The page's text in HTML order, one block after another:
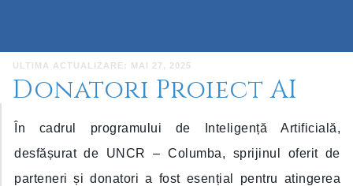
ULTIMA ACTUALIZARE: MAI 27, 2025
Donatori Proiect AI
În cadrul programului de Inteligență Artificială,
desfășurat de UNCR – Columba, sprijinul oferit de
parteneri și donatori a fost esențial pentru atingerea